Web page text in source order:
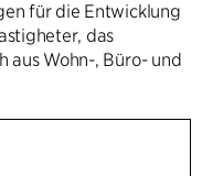
für die Entwicklung
das
aus Wohn-, Büro- und